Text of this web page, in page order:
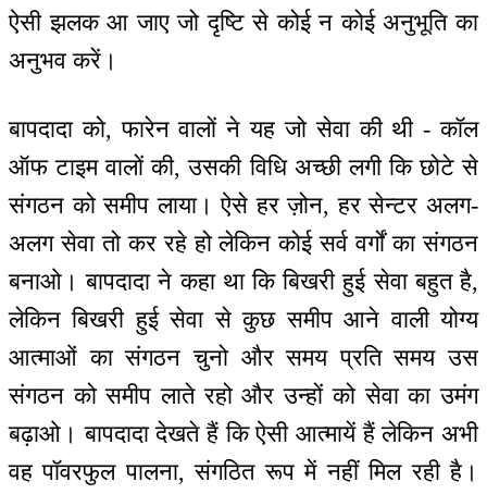
ऐसी झलक आ जाए जो दृष्टि से कोई न कोई अनुभूति का
अनुभव करें।
बापदादा को, फारेन वालों ने यह जो सेवा की थी - कॉल
ऑफ टाइम वालों की, उसकी विधि अच्छी लगी कि छोटे से
संगठन को समीप लाया। ऐसे हर ज़ोन, हर सेन्टर अलग-
अलग सेवा तो कर रहे हो लेकिन कोई सर्व वर्गों का संगठन
बनाओ। बापदादा ने कहा था कि बिखरी हुई सेवा बहुत है,
लेकिन बिखरी हुई सेवा से कुछ समीप आने वाली योग्य
आत्माओं का संगठन चुनो और समय प्रति समय उस
संगठन को समीप लाते रहो और उन्हों को सेवा का उमंग
बढ़ाओ। बापदादा देखते हैं कि ऐसी आत्मायें हैं लेकिन अभी
वह पॉवरफुल पालना, संगठित रूप में नहीं मिल रही है।